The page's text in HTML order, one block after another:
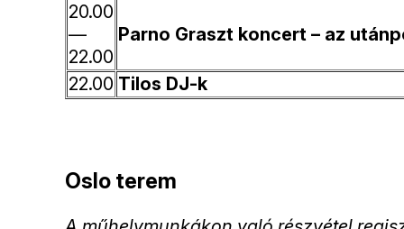
20.00
—
22.00
Parno Graszt koncert – az
22.00 Tilos DJ-k
Oslo terem